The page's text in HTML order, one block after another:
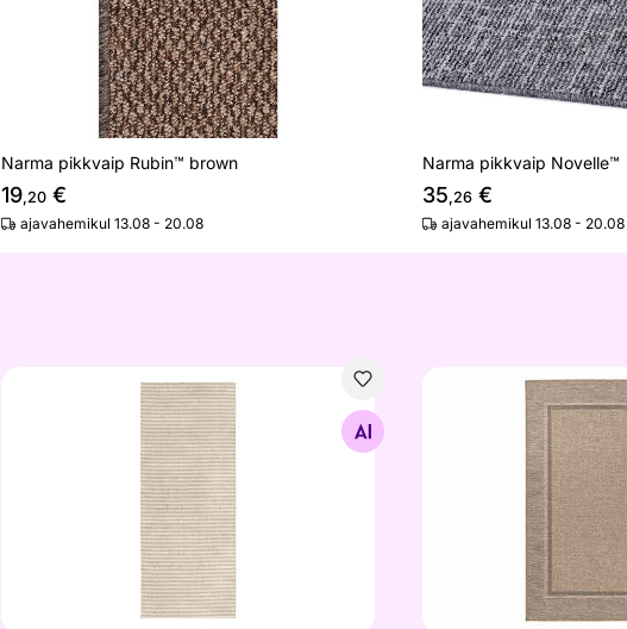
Narma pikkvaip Rubin™ brown
19,20 €
ajavahemikul 13.08 - 20.08
Narma pikkvaip Novelle™
35,26€
ajavahemikul 13.08 - 20.08
Vaip Costa 305 Nature